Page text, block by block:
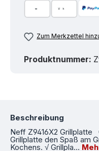
Zum Merkzettel
Produktnummer:
Beschreibung
Neff Z9416X2 Grillplatte
Grillplatte den Spaß am
Kochens. √ Grillpla…